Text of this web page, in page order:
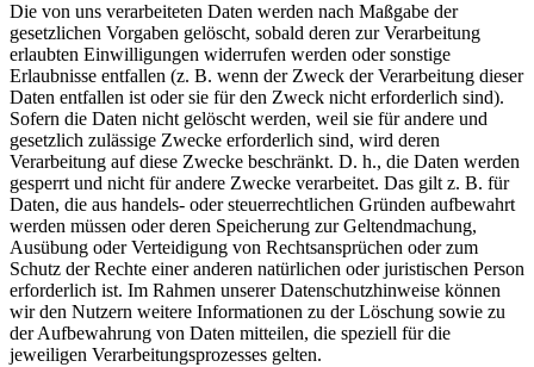
Die von uns verarbeiteten Daten werden nach Maßgabe der
gesetzlichen Vorgaben gelöscht, sobald deren zur Verarbeitung
erlaubten Einwilligungen widerrufen werden oder sonstige
Erlaubnisse entfallen (z. B. wenn der Zweck der Verarbeitung dieser
Daten entfallen ist oder sie für den Zweck nicht erforderlich sind).
Sofern die Daten nicht gelöscht werden, weil sie für andere und
gesetzlich zulässige Zwecke erforderlich sind, wird deren
Verarbeitung auf diese Zwecke beschränkt. D. h., die Daten werden
gesperrt und nicht für andere Zwecke verarbeitet. Das gilt z. B. für
Daten, die aus handels- oder steuerrechtlichen Gründen aufbewahrt
werden müssen oder deren Speicherung zur Geltendmachung,
Ausübung oder Verteidigung von Rechtsansprüchen oder zum
Schutz der Rechte einer anderen natürlichen oder juristischen Person
erforderlich ist. Im Rahmen unserer Datenschutzhinweise können
wir den Nutzern weitere Informationen zu der Löschung sowie zu
der Aufbewahrung von Daten mitteilen, die speziell für die
jeweiligen Verarbeitungsprozesses gelten.